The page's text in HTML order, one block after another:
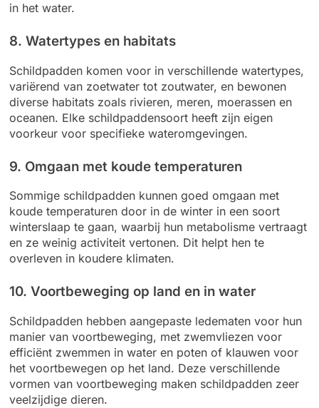
in het water.
8. Watertypes en habitats
Schildpadden komen voor in verschillende watertypes,
variërend van zoetwater tot zoutwater, en bewonen
diverse habitats zoals rivieren, meren, moerassen en
oceanen. Elke schildpaddensoort heeft zijn eigen
voorkeur voor specifieke wateromgevingen.
9. Omgaan met koude temperaturen
Sommige schildpadden kunnen goed omgaan met
koude temperaturen door in de winter in een soort
winterslaap te gaan, waarbij hun metabolisme vertraagt
en ze weinig activiteit vertonen. Dit helpt hen te
overleven in koudere klimaten.
10. Voortbeweging op land en in water
Schildpadden hebben aangepaste ledematen voor hun
manier van voortbeweging, met zwemvliezen voor
efficiënt zwemmen in water en poten of klauwen voor
het voortbewegen op het land. Deze verschillende
vormen van voortbeweging maken schildpadden zeer
veelzijdige dieren.